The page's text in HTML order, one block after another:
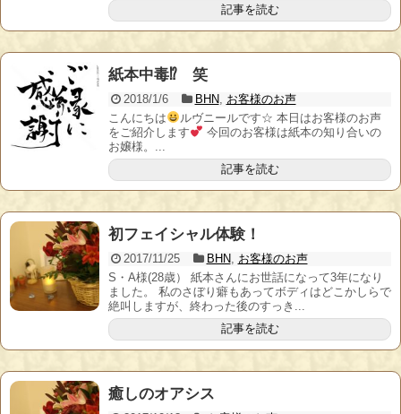
記事を読む
紙本中毒⁉ 笑
2018/1/6 BHN, お客様のお声
こんにちは
ルヴニールです☆ 本日はお客様のお声
をご紹介します
今回のお客様は紙本の知り合いの
お嬢様。...
記事を読む
初フェイシャル体験！
2017/11/25 BHN, お客様のお声
S・A様(28歳） 紙本さんにお世話になって3年になり
ました。 私のさぼり癖もあってボディはどこかしらで
絶叫しますが、終わった後のすっき...
記事を読む
癒しのオアシス